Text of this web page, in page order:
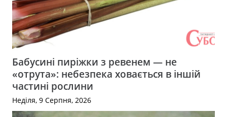
Бабусині пиріжки з ревенем — не
«отрута»: небезпека ховається в іншій
частині рослини
Неділя, 9 Серпня, 2026